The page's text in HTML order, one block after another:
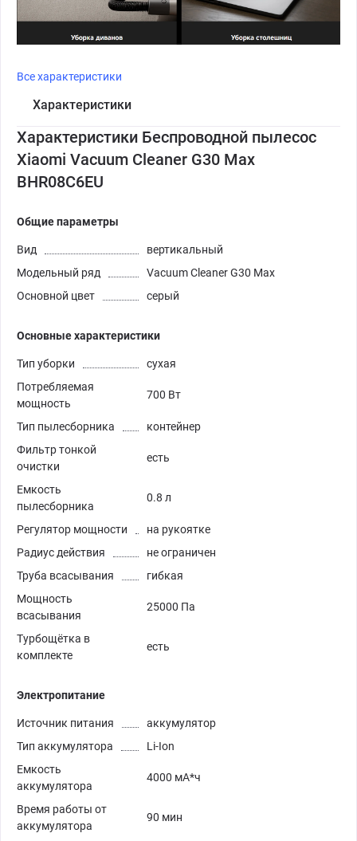
Все характеристики
Характеристики
Характеристики Беспроводной пылесос
Xiaomi Vacuum Cleaner G30 Max
BHR08C6EU
Общие параметры
Вид
вертикальный
Модельный ряд
Vacuum Cleaner G30 Max
Основной цвет
серый
Основные характеристики
Тип уборки
сухая
Потребляемая
мощность
700 Вт
Тип пылесборника
контейнер
Фильтр тонкой
очистки
есть
Емкость
пылесборника
0.8 л
Регулятор мощности
на рукоятке
Радиус действия
не ограничен
Труба всасывания
гибкая
Мощность
всасывания
25000 Па
Турбощётка в
комплекте
есть
Электропитание
Источник питания
аккумулятор
Тип аккумулятора
Li-Ion
Емкость
аккумулятора
4000 мА*ч
Время работы от
аккумулятора
90 мин